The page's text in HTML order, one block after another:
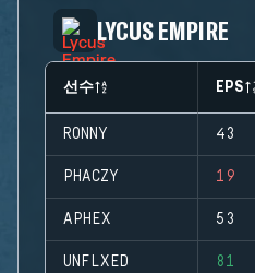
LYCUS EMPIRE
선수 EPS
RONNY 43
PHACZY 19
APHEX 53
UNFLXED 81